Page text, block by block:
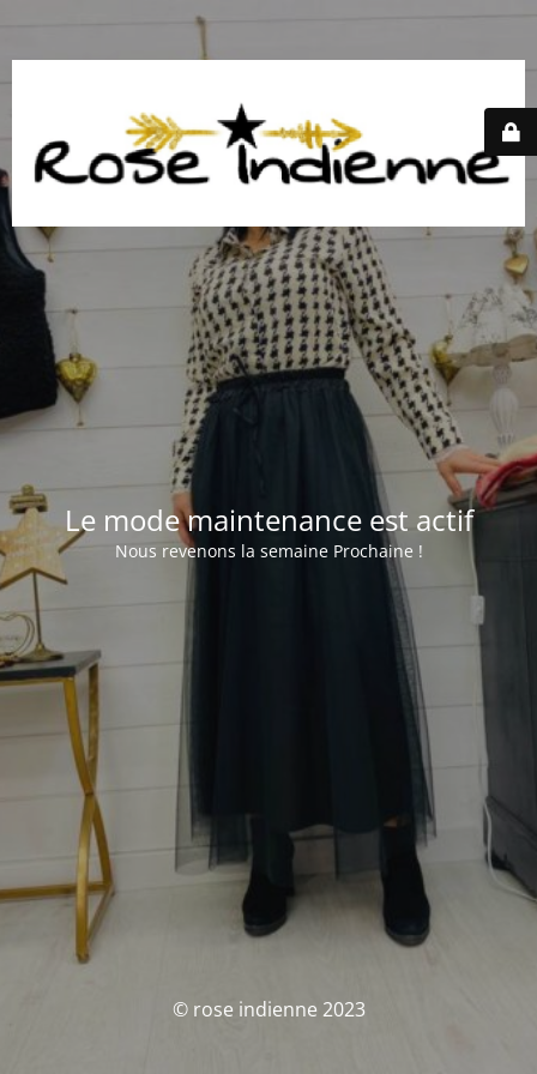
Le mode maintenance est actif
Nous revenons la semaine Prochaine !
© rose indienne 2023